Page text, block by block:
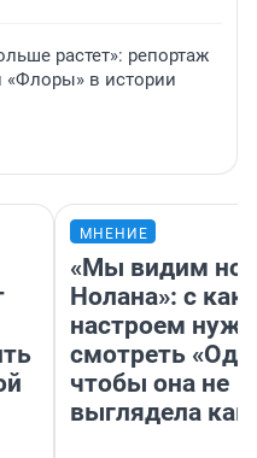
растет»: репортаж
в истории
МНЕНИЕ
«Мы видим
Нолана»: с
настроем
смотреть
чтобы она не
выглядела как